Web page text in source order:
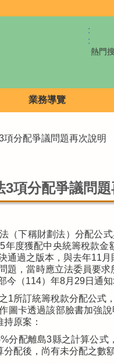
:
:
熱門
業務導覽
分配爭議問題再次說明
項分配爭議問題
（下稱財劃法）分配公
年度獲配中央統籌稅款
通過之版本，與去年11
題，當時應立法委員要
今（114）年8月29日通
1所訂統籌稅款分配公
圖卡透過該部臉書加強
原案：
分配離島3縣之計算公
配後，尚有未分配之數額